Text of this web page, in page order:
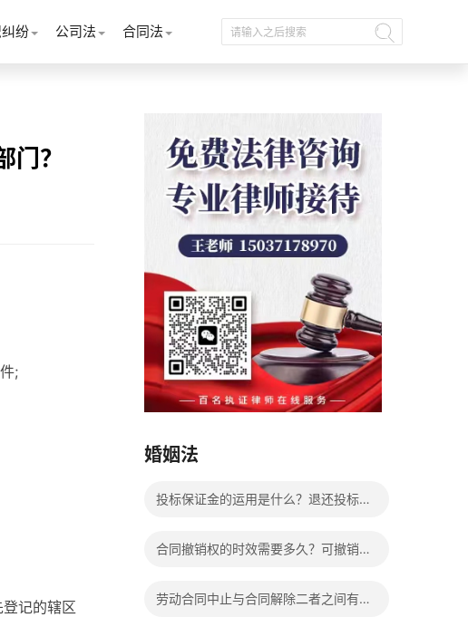
纷 公司法 合同法
？
;
记的辖区
婚姻法
投标保证金的运用是什么？退还投标保
合同撤销权的时效需要多久？可撤销合
劳动合同中止与合同解除二者之间有什